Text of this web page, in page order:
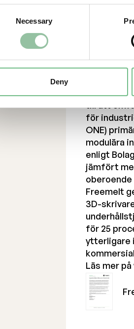
Necessary
Deny
Freemelt
strävar
(AM) med
SEK i
gör det
Freemelt
till att
för
ONE)
modulära
enligt
jämfört
oberoende
Freemelt
3D-
för 25
ytterligare
Läs mer på